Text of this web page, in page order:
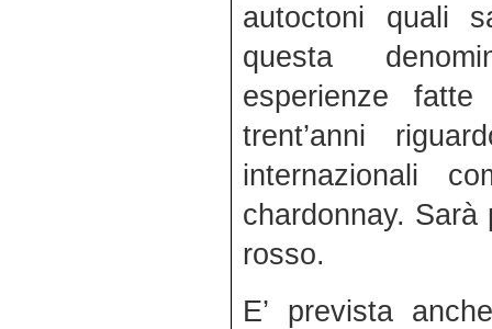
autoctoni quali
questa
esperienze
trent’anni
internazionali
chardonnay.
rosso.
E’ prevista